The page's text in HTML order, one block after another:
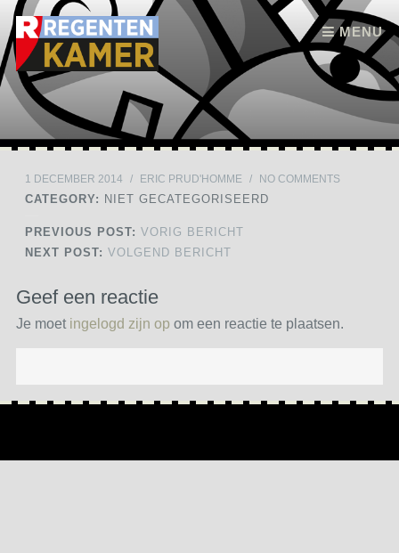
MENU
Skip to content
1 DECEMBER 2014 / ERIC PRUD'HOMME / NO COMMENTS
CATEGORY: NIET GECATEGORISEERD
PREVIOUS POST: VORIG BERICHT
NEXT POST: VOLGEND BERICHT
Geef een reactie
Je moet ingelogd zijn op om een reactie te plaatsen.